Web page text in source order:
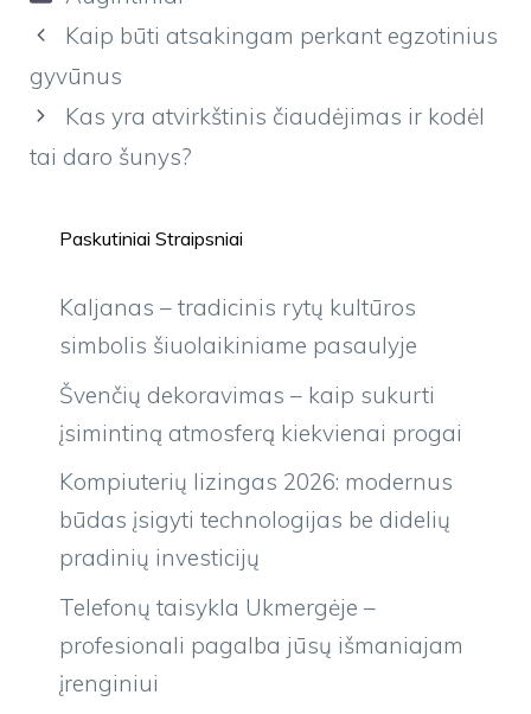
Kaip būti atsakingam perkant egzotinius
gyvūnus
Kas yra atvirkštinis čiaudėjimas ir kodėl
tai daro šunys?
Paskutiniai Straipsniai
Kaljanas – tradicinis rytų kultūros
simbolis šiuolaikiniame pasaulyje
Švenčių dekoravimas – kaip sukurti
įsimintiną atmosferą kiekvienai progai
Kompiuterių lizingas 2026: modernus
būdas įsigyti technologijas be didelių
pradinių investicijų
Telefonų taisykla Ukmergėje –
profesionali pagalba jūsų išmaniajam
įrenginiui